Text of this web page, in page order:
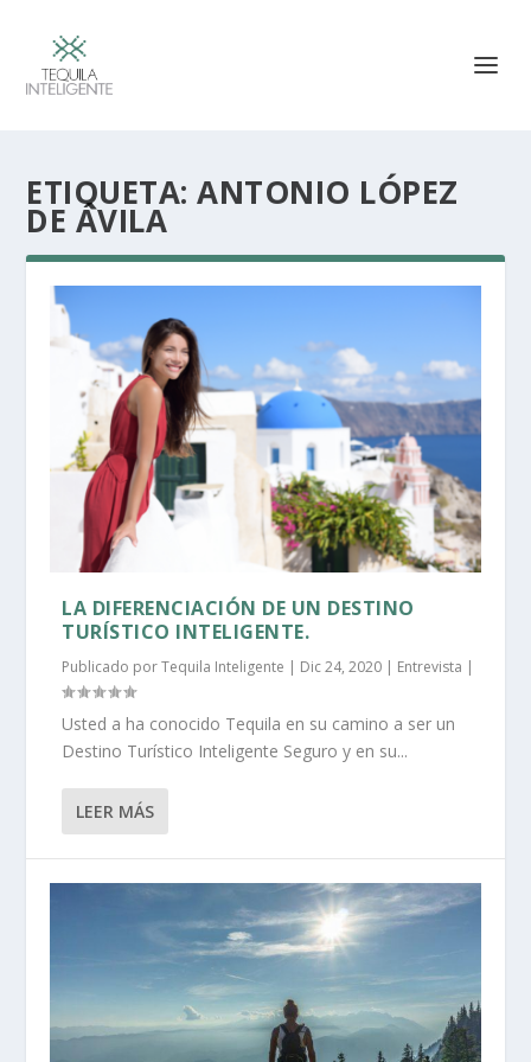
ETIQUETA:ANTONIO LÓPEZ
DE ÁVILA
LA DIFERENCIACIÓN DE UN DESTINO
TURÍSTICO INTELIGENTE.
Publicado porTequila Inteligente | Dic 24, 2020 | Entrevista |
Usted a ha conocido Tequila en su camino a ser un
Destino Turístico Inteligente Seguro y en su...
LEER MÁS